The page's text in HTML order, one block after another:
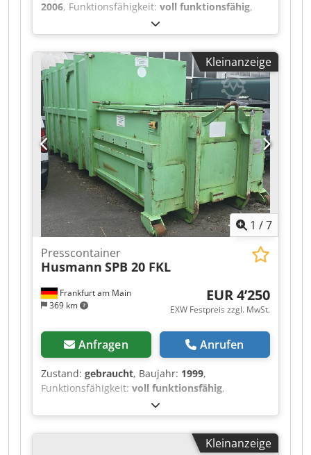
2006, Funktionsfähigkeit: voll funktionsfähig,
Sauberer Container-Kipper für Rollbehälter.
Mehrere Stück zum Kauf oder zur Miete
verfügbar. Dkodpfx Aszhnnijlasr
Kleinanzeige
1 /7
Frankfurt am Main
369 km
Presscontainer
Husmann SPB 20 FKL
EUR 4’250
EXW Festpreis zzgl. MwSt.
Anfragen Anrufen
Zustand: gebraucht, Baujahr: 1999,
Funktionsfähigkeit: voll funktionsfähig,
12’000 kg
(7.48 PS), Eingangsspannung:400 V,
Leergewicht:5’200 kg, DGUV geprüft bis:
, Wir bieten diesen gebrauchtenKleinanzeige